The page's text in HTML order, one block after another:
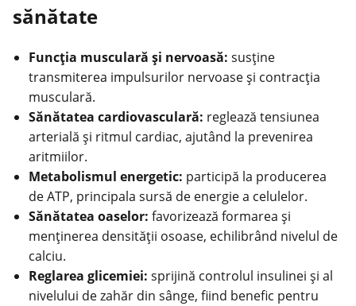
sănătate
Funcția musculară și nervoasă: susține
transmiterea impulsurilor nervoase și contracția
musculară.
Sănătatea cardiovasculară: reglează tensiunea
arterială și ritmul cardiac, ajutând la prevenirea
aritmiilor.
Metabolismul energetic: participă la producerea
de ATP, principala sursă de energie a celulelor.
Sănătatea oaselor: favorizează formarea și
menținerea densității osoase, echilibrând nivelul de
calciu.
Reglarea glicemiei: sprijină controlul insulinei și al
nivelului de zahăr din sânge, fiind benefic pentru